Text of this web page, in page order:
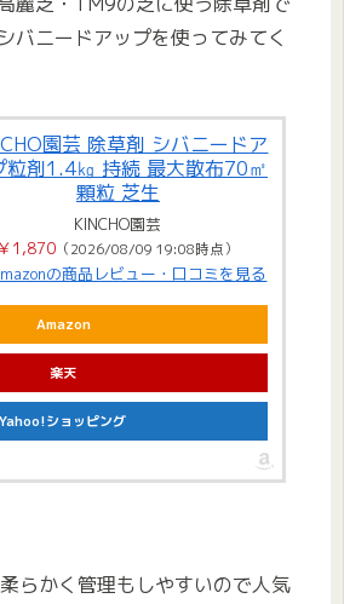
バニードアップを使ってみてく
園芸 除草剤 シバニードア
粒剤1.4㎏ 持続 最大散布70㎡
顆粒 芝生
KINCHO園芸
￥1,870 （2026/08/09 19:08時点）
の商品レビュー・口コミを見る
Amazon
楽天
Yahoo!ショッピング
らかく管理もしやすいので人気